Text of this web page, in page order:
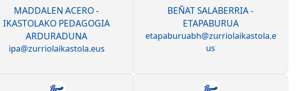
MADDALEN ACERO -
IKASTOLAKO PEDAGOGIA
ARDURADUNA
ipa@zurriolaikastola.eus
BEÑAT SALABERRIA -
ETAPABURUA
etapaburuabh@zurriolaikastola.e
us